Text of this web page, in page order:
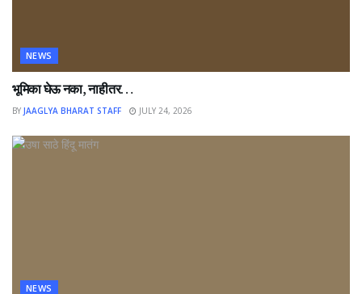
NEWS
भूमिका घेऊ नका, नाहीतर…
BY JAAGLYA BHARAT STAFF JULY 24, 2026
NEWS